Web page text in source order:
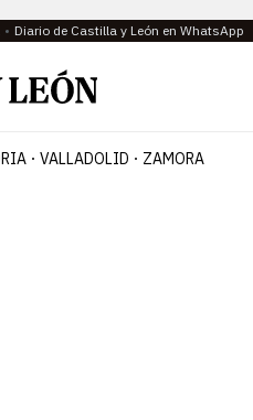
Diario de Castilla y León en WhatsApp
VALLADOLID ZAMORA